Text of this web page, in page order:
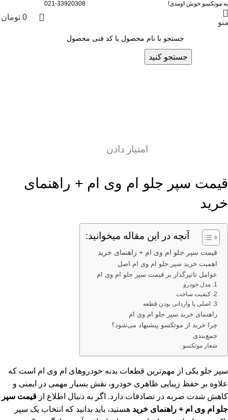
به موتکسو خوش اومدی! 021-33920308
0 تومان
جستجو کنید
امتیاز دادن
قیمت سپر جلو ام وی ام + راهنمای
خرید
آنچه در این مقاله میخوانید:
قیمت سپر جلو ام وی ام + راهنمای خرید
اهمیت خرید سپر جلو ام وی ام اصل
عوامل تاثیرگذار بر قیمت سپر جلو ام وی ام
1. مدل خودرو
2. کیفیت ساخت
3. اصلی یا وارداتی بودن قطعه
راهنمای خرید سپر جلو ام وی ام
چرا خرید از موتکسو پیشنهاد می‌شود؟
جمع‌بندی
شعار موتکسو
سپر جلو یکی از مهم‌ترین قطعات بدنه خودروهای ام وی ام است که
علاوه بر حفظ زیبایی ظاهری خودرو، نقش بسیار مهمی در ایمنی و
کاهش شدت ضربه در تصادفات دارد. اگر به دنبال اطلاع از قیمت سپر
جلو ام وی ام + راهنمای خرید هستید، باید بدانید که انتخاب یک سپر